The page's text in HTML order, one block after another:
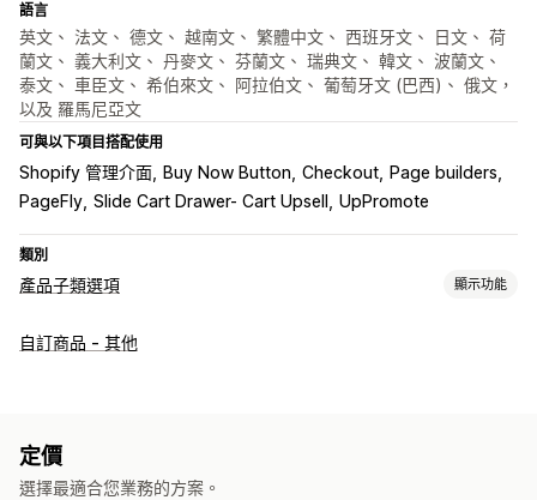
語言
英文、 法文、 德文、 越南文、 繁體中文、 西班牙文、 日文、 荷
蘭文、 義大利文、 丹麥文、 芬蘭文、 瑞典文、 韓文、 波蘭文、
泰文、 車臣文、 希伯來文、 阿拉伯文、 葡萄牙文 (巴西)、 俄文，
以及 羅馬尼亞文
可與以下項目搭配使用
Shopify 管理介面 Buy Now Button Checkout
Page builders
PageFly Slide Cart Drawer- Cart Upsell UpPromote
類別
產品子類選項 顯示功能
自訂
定價
自訂商品 - 其他
定價
選擇最適合您業務的方案。